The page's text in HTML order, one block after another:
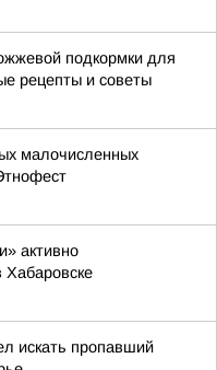
подкормки для
рецепты и советы
малочисленных
активно
Хабаровске
искать пропавший